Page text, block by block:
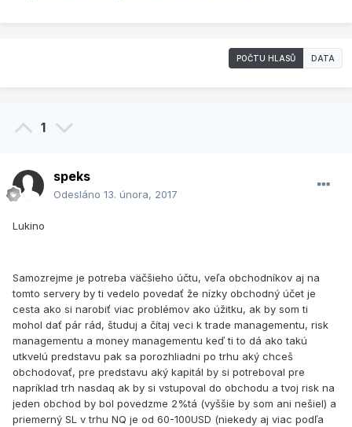
POČTU HLASŮ DATA
1
speks
Odesláno 13. února, 2017
Lukino
Samozrejme je potreba väčšieho účtu, veľa obchodníkov aj na
tomto servery by ti vedelo povedať že nízky obchodný účet je
cesta ako si narobiť viac problémov ako úžitku, ak by som ti
mohol dať pár rád, študuj a čítaj veci k trade managementu, risk
managementu a money managementu keď ti to dá ako takú
utkvelú predstavu pak sa porozhliadni po trhu aký chceš
obchodovať, pre predstavu aký kapitál by si potreboval pre
napríklad trh nasdaq ak by si vstupoval do obchodu a tvoj risk na
jeden obchod by bol povedzme 2%tá (vyššie by som ani nešiel) a
priemerný SL v trhu NQ je od 60-100USD (niekedy aj viac podľa